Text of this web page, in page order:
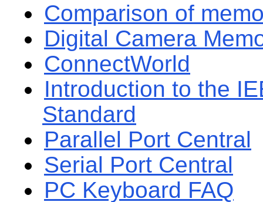
Comparison of
Digital Camera
ConnectWorld
Introduction to the
Standard
Parallel Port Central
Serial Port Central
PC Keyboard FAQ